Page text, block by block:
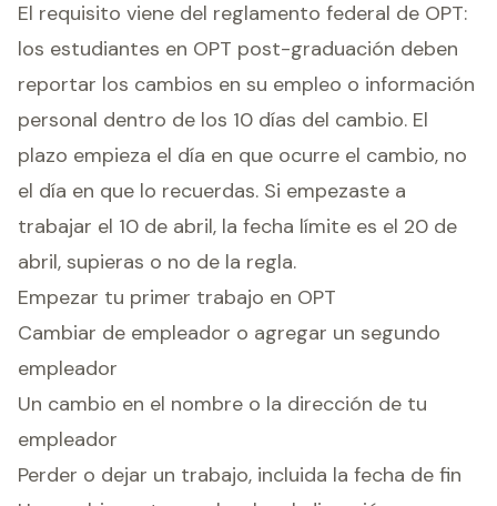
El requisito viene del reglamento federal de OPT:
los estudiantes en OPT post-graduación deben
reportar los cambios en su empleo o información
personal dentro de los 10 días del cambio. El
plazo empieza el día en que ocurre el cambio, no
el día en que lo recuerdas. Si empezaste a
trabajar el 10 de abril, la fecha límite es el 20 de
abril, supieras o no de la regla.
Empezar tu primer trabajo en OPT
Cambiar de empleador o agregar un segundo
empleador
Un cambio en el nombre o la dirección de tu
empleador
Perder o dejar un trabajo, incluida la fecha de fin